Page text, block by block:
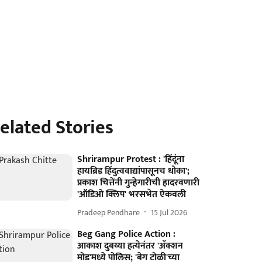
Stories
Shrirampur Protest : 'हिंदूंना
हायब्रिड हिंदुत्ववाद्यांपासूनच धोका';
प्रकाश चित्तेंनी गुन्हेगारीची हादरवणारी
'ऑडिओ क्लिप' भरसभेत ऐकवली
Pradeep Pendhare 15 Jul 2026
Beg Gang Police Action :
आकाश दुबय्या हत्येनंतर 'अ‍ॅक्शन
मोड'मध्ये पोलिस; 'बेग टोळी'च्या